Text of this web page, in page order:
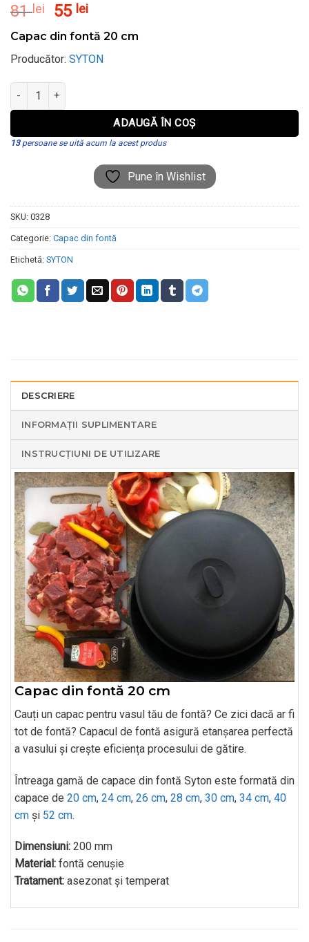
81 lei
Prețul
inițial
a
fost:
55 leiPrețul
curent
este:
55 lei.
Capac din fontă 20 cm
Producător: SYTON
Cantitate Capac din fontă 20 cm
ADAUGĂ ÎN COȘ
13persoane se uită acum la acest produs
Alternative:
Pune în Wishlist
SKU: 0328
Categorie: Capac din fontă
Etichetă: SYTON
DESCRIERE
INFORMAȚII SUPLIMENTARE
INSTRUCȚIUNI DE UTILIZARE
Capac din fontă 20 cm
Cauți un capac pentru vasul tău de fontă? Ce zici dacă ar fi
tot de fontă? Capacul de fontă asigură etanșarea perfectă
a vasului și crește eficiența procesului de gătire.
Întreaga gamă de capace din fontă Syton este formată din
capace de 20 cm, 24 cm, 26 cm, 28 cm, 30 cm, 34 cm, 40
cm și 52 cm.
Dimensiuni: 200 mm
Material: fontă cenușie
Tratament: asezonat și temperat